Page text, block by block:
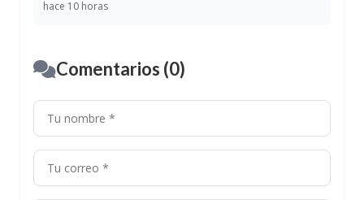
hace 10 horas
Comentarios (0)